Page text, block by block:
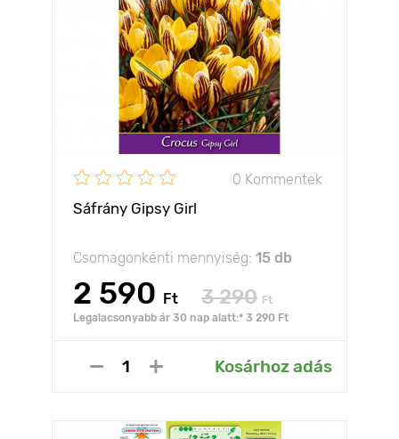
0 Kommentek
Sáfrány Gipsy Girl
Csomagonkénti mennyiség: 15 db
2 590 Ft 3 290 Ft
Legalacsonyabb ár 30 nap alatt:* 3 290 Ft
Kosárhoz adás